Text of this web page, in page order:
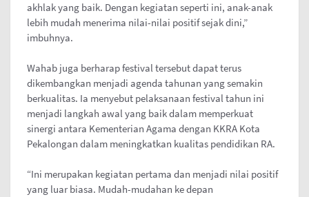
akhlak yang baik. Dengan kegiatan seperti ini, anak-anak
lebih mudah menerima nilai-nilai positif sejak dini,”
imbuhnya.
Wahab juga berharap festival tersebut dapat terus
dikembangkan menjadi agenda tahunan yang semakin
berkualitas. Ia menyebut pelaksanaan festival tahun ini
menjadi langkah awal yang baik dalam memperkuat
sinergi antara Kementerian Agama dengan KKRA Kota
Pekalongan dalam meningkatkan kualitas pendidikan RA.
“Ini merupakan kegiatan pertama dan menjadi nilai positif
yang luar biasa. Mudah-mudahan ke depan